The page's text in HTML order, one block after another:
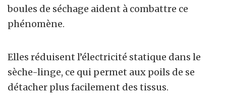
boules de séchage aident à combattre ce
phénomène.
Elles réduisent l’électricité statique dans le
sèche-linge, ce qui permet aux poils de se
détacher plus facilement des tissus.